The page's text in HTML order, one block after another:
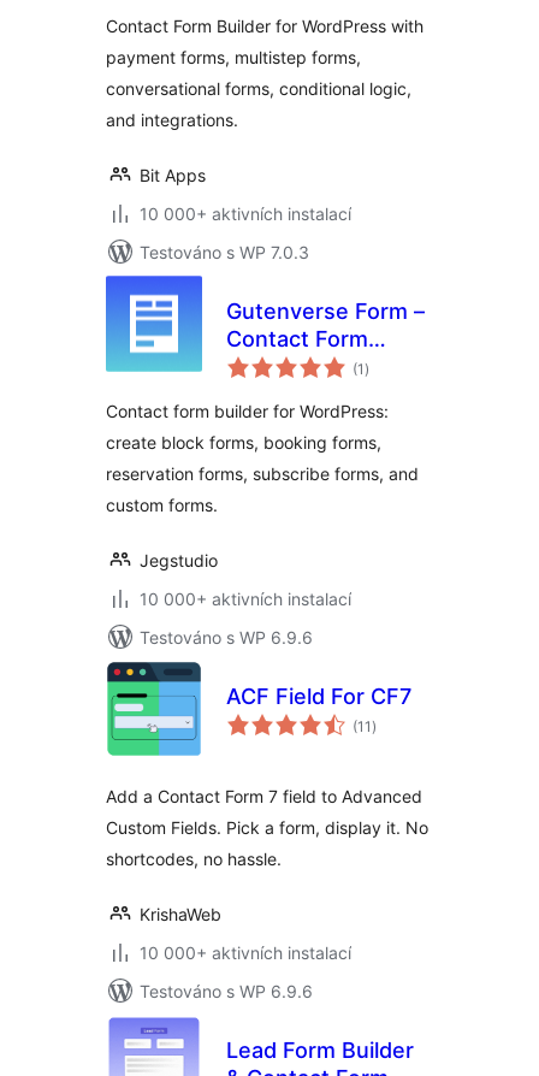
Custom Form
Builder
Contact Form Builder for WordPress with
payment forms, multistep forms,
conversational forms, conditional logic,
and integrations.
Bit Apps
10 000+ aktivních instalací
Testováno s WP 7.0.3
Gutenverse Form –
Contact Form
Builder, Block Form
(1 celkové
hodnocení
)
Contact form builder for WordPress:
create block forms, booking forms,
reservation forms, subscribe forms, and
custom forms.
Jegstudio
10 000+ aktivních instalací
Testováno s WP 6.9.6
ACF Field For CF7
(11 celkové
hodnocení
)
Add a Contact Form 7 field to Advanced
Custom Fields. Pick a form, display it. No
shortcodes, no hassle.
KrishaWeb
10 000+ aktivních instalací
Testováno s WP 6.9.6
Lead Form Builder